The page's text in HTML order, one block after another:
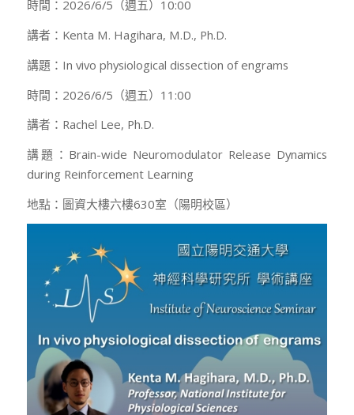
時間：2026/6/5（週五）10:00
講者：Kenta M. Hagihara, M.D., Ph.D.
講題：In vivo physiological dissection of engrams
時間：2026/6/5（週五）11:00
講者：Rachel Lee, Ph.D.
講題：Brain-wide Neuromodulator Release Dynamics
during Reinforcement Learning
地點：圖資大樓六樓630室（陽明校區）